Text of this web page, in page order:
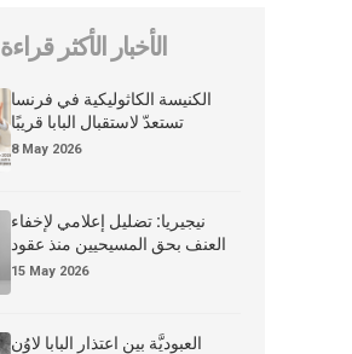
الأخبار الأكثر قراءة
الكنيسة الكاثوليكية في فرنسا
تستعدّ لاستقبال البابا قريبًا
8 May 2026
نيجيريا: تضليل إعلامي لإخفاء
العنف بحق المسيحيين منذ عقود
15 May 2026
العبوديَّة بين اعتذار البابا لاوُن